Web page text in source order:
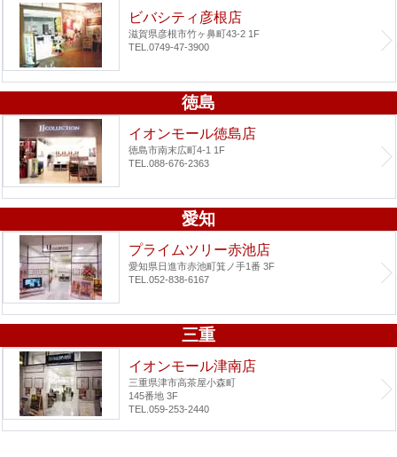
ビバシティ彦根店
滋賀県彦根市竹ヶ鼻町43-2 1F
TEL.0749-47-3900
徳島
イオンモール徳島店
徳島市南末広町4-1 1F
TEL.088-676-2363
愛知
プライムツリー赤池店
愛知県日進市赤池町箕ノ手1番 3F
TEL.052-838-6167
三重
イオンモール津南店
三重県津市高茶屋小森町
145番地 3F
TEL.059-253-2440